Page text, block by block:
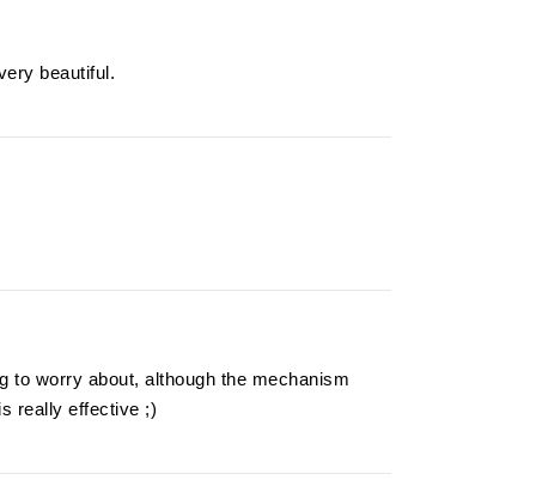
beautiful.
to worry about, although the mechanism
really effective ;)